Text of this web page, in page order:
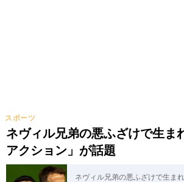
ネヴィル兄弟の悪ふざけで生ま
アクション」が話題
スポーツ
ネヴィル兄弟の悪ふざけで生ま